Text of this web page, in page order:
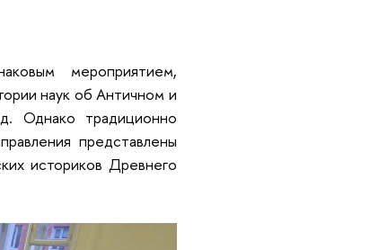
мероприятием,
наук об Античном и
Однако традиционно
представлены
историков Древнего